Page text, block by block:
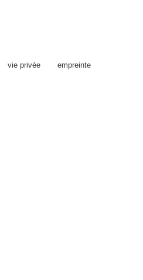
vie privée empreinte